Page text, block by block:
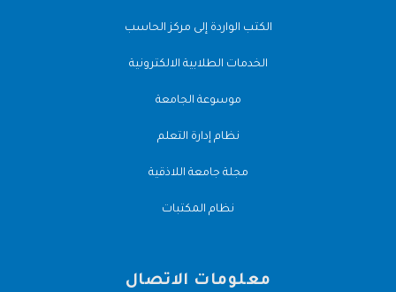
الكتب الواردة إلى مركز الحاسب
الخدمات الطلابية الالكترونية
موسوعة الجامعة
نظام إدارة التعلم
مجلة جامعة اللاذقية
نظام المكتبات
معلومات الاتصال